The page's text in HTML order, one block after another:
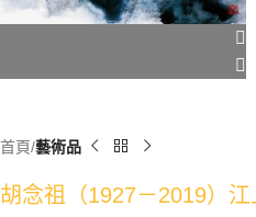
首頁 藝術品
胡念祖（1927－2019）江